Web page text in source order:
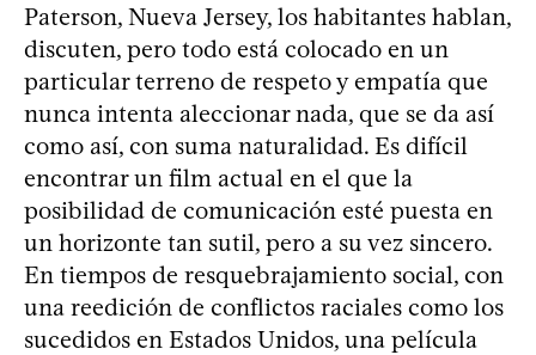
Paterson, Nueva Jersey, los habitantes hablan,
discuten, pero todo está colocado en un
particular terreno de respeto y empatía que
nunca intenta aleccionar nada, que se da así
como así, con suma naturalidad. Es difícil
encontrar un film actual en el que la
posibilidad de comunicación esté puesta en
un horizonte tan sutil, pero a su vez sincero.
En tiempos de resquebrajamiento social, con
una reedición de conflictos raciales como los
sucedidos en Estados Unidos, una película